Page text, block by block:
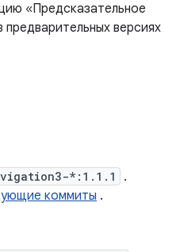
«Предсказательное
версиях
*:1.1.1
.
коммиты .